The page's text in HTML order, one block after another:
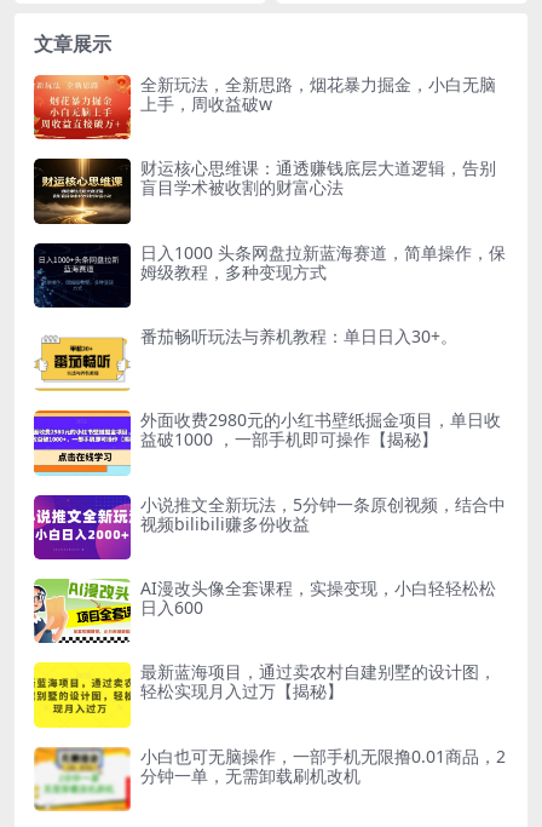
文章展示
全新玩法，全新思路，烟花暴力掘金，小白无脑
上手，周收益破w
财运核心思维课：通透赚钱底层大道逻辑，告别
盲目学术被收割的财富心法
日入1000 头条网盘拉新蓝海赛道，简单操作，保
姆级教程，多种变现方式
番茄畅听玩法与养机教程：单日日入30+。
外面收费2980元的小红书壁纸掘金项目，单日收
益破1000 ，一部手机即可操作【揭秘】
小说推文全新玩法，5分钟一条原创视频，结合中
视频bilibili赚多份收益
AI漫改头像全套课程，实操变现，小白轻轻松松
日入600
最新蓝海项目，通过卖农村自建别墅的设计图，
轻松实现月入过万【揭秘】
小白也可无脑操作，一部手机无限撸0.01商品，2
分钟一单，无需卸载刷机改机